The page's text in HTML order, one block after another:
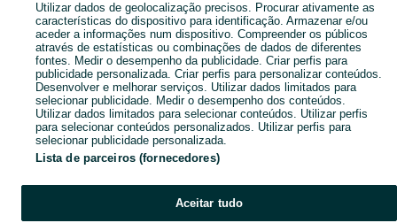
Utilizar dados de geolocalização precisos. Procurar ativamente as
características do dispositivo para identificação. Armazenar e/ou
aceder a informações num dispositivo. Compreender os públicos
através de estatísticas ou combinações de dados de diferentes
fontes. Medir o desempenho da publicidade. Criar perfis para
publicidade personalizada. Criar perfis para personalizar conteúdos.
Desenvolver e melhorar serviços. Utilizar dados limitados para
selecionar publicidade. Medir o desempenho dos conteúdos.
Utilizar dados limitados para selecionar conteúdos. Utilizar perfis
para selecionar conteúdos personalizados. Utilizar perfis para
selecionar publicidade personalizada.
Lista de parceiros (fornecedores)
Aceitar tudo